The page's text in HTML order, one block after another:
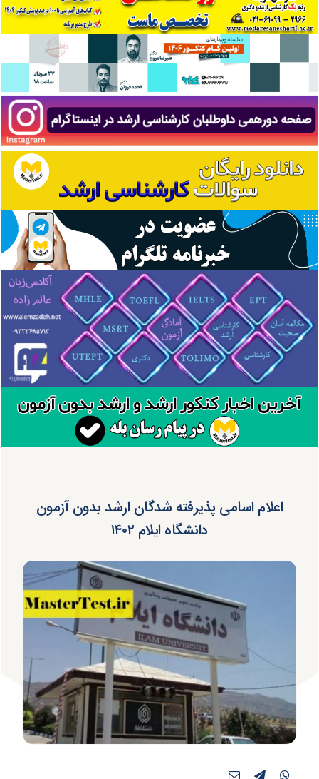
اعلام اسامی پذیرفته شدگان ارشد بدون آزمون
دانشگاه ایلام ۱۴۰۲